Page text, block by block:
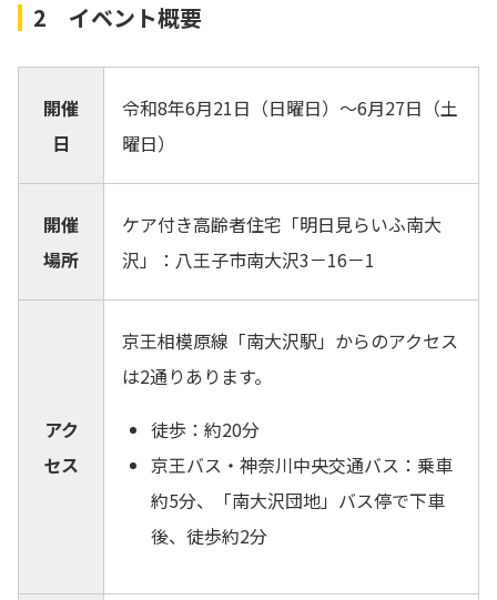
2 イベント概要
開催
日
令和8年6月21日（日曜日）～6月27日（土
曜日）
開催
場所
ケア付き高齢者住宅「明日見らいふ南大
沢」：八王子市南大沢3－16－1
アク
セス
京王相模原線「南大沢駅」からのアクセス
は2通りあります。
徒歩：約20分
京王バス・神奈川中央交通バス：乗車
約5分、「南大沢団地」バス停で下車
後、徒歩約2分